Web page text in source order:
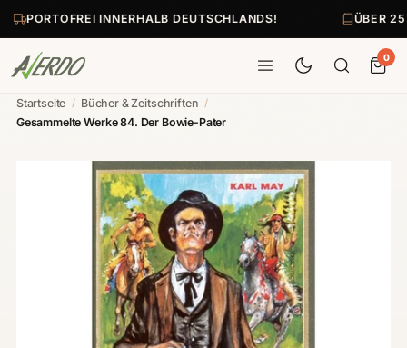
PORTOFREI INNERHALB DEUTSCHLANDS! ÜBER
0
Startseite / Bücher & Zeitschriften /
Gesammelte Werke 84. Der Bowie-Pater